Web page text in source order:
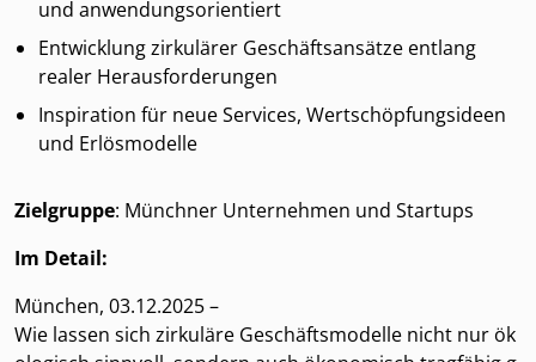
und anwendungsorientiert
Entwicklung zirkulärer Geschäftsansätze entlang
realer Herausforderungen
Inspiration für neue Services, Wertschöpfungsideen
und Erlösmodelle
Zielgruppe: Münchner Unternehmen und Startups
Im Detail:
München, 03.12.2025 –
Wie lassen sich zirkuläre Geschäftsmodelle nicht nur ök